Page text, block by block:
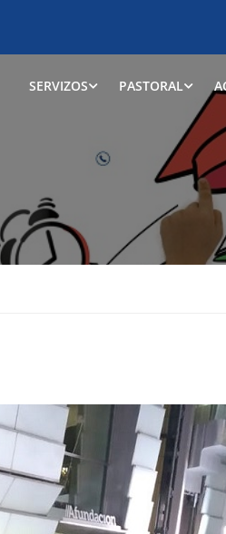
SERVIZOS PASTORAL